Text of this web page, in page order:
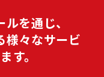
を通じ、
様々なサービ
す。